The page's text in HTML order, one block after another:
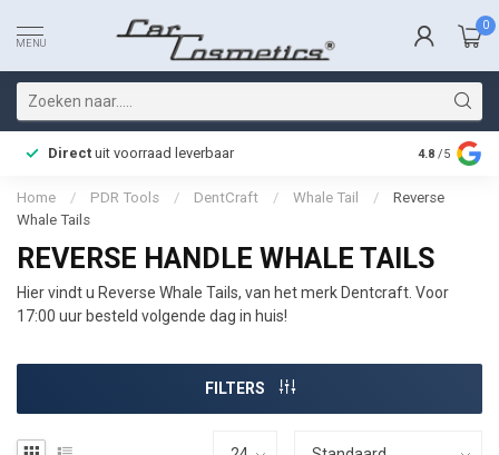
MENU
0
Direct uit voorraad leverbaar Snelle
4.8 /5
Home / PDR Tools / DentCraft / Whale Tail /
Reverse
Whale Tails
REVERSE HANDLE WHALE TAILS
Hier vindt u Reverse Whale Tails, van het merk Dentcraft. Voor
17:00 uur besteld volgende dag in huis!
FILTERS